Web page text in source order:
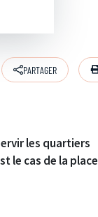
PARTAGER
les quartiers
le cas de la place